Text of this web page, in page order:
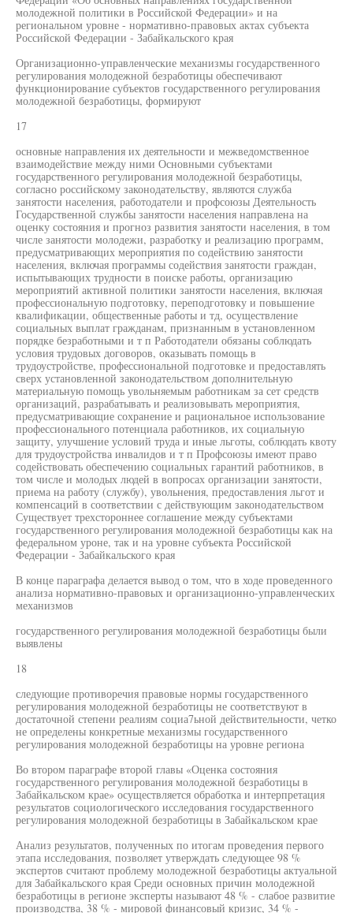
молодежной политики в Российской Федерации» и на
региональном уровне - нормативно-правовых актах субъекта
Российской Федерации - Забайкальского края
Организационно-управленческие механизмы государственного
регулирования молодежной безработицы обеспечивают
функционирование субъектов государственного регулирования
молодежной безработицы, формируют
17
основные направления их деятельности и межведомственное
взаимодействие между ними Основными субъектами
государственного регулирования молодежной безработицы,
согласно российскому законодательству, являются служба
занятости населения, работодатели и профсоюзы Деятельность
Государственной службы занятости населения направлена на
оценку состояния и прогноз развития занятости населения, в том
числе занятости молодежи, разработку и реализацию программ,
предусматривающих мероприятия по содействию занятости
населения, включая программы содействия занятости граждан,
испытывающих трудности в поиске работы, организацию
мероприятий активной политики занятости населения, включая
профессиональную подготовку, переподготовку и повышение
квалификации, общественные работы и тд, осуществление
социальных выплат гражданам, признанным в установленном
порядке безработными и т п Работодатели обязаны соблюдать
условия трудовых договоров, оказывать помощь в
трудоустройстве, профессиональной подготовке и предоставлять
сверх установленной законодательством дополнительную
материальную помощь увольняемым работникам за сет средств
организаций, разрабатывать и реализовывать мероприятия,
предусматривающие сохранение и рациональное использование
профессионального потенциала работников, их социальную
защиту, улучшение условий труда и иные льготы, соблюдать квоту
для трудоустройства инвалидов и т п Профсоюзы имеют право
содействовать обеспечению социальных гарантий работников, в
том числе и молодых людей в вопросах организации занятости,
приема на работу (службу), увольнения, предоставления льгот и
компенсаций в соответствии с действующим законодательством
Существует трехстороннее соглашение между субъектами
государственного регулирования молодежной безработицы как на
федеральном уроне, так и на уровне субъекта Российской
Федерации - Забайкальского края
В конце параграфа делается вывод о том, что в ходе проведенного
анализа нормативно-правовых и организационно-управленческих
механизмов
государственного регулирования молодежной безработицы были
выявлены
18
следующие противоречия правовые нормы государственного
регулирования молодежной безработицы не соответствуют в
достаточной степени реалиям социа7ьной действительности, четко
не определены конкретные механизмы государственного
регулирования молодежной безработицы на уровне региона
Во втором параграфе второй главы «Оценка состояния
государственного регулирования молодежной безработицы в
Забайкальском крае» осуществляется обработка и интерпретация
результатов социологического исследования государственного
регулирования молодежной безработицы в Забайкальском крае
Анализ результатов, полученных по итогам проведения первого
этапа исследования, позволяет утверждать следующее 98 %
экспертов считают проблему молодежной безработицы актуальной
для Забайкальского края Среди основных причин молодежной
безработицы в регионе эксперты называют 48 % - слабое развитие
производства, 38 % - мировой финансовый кризис, 34 % -